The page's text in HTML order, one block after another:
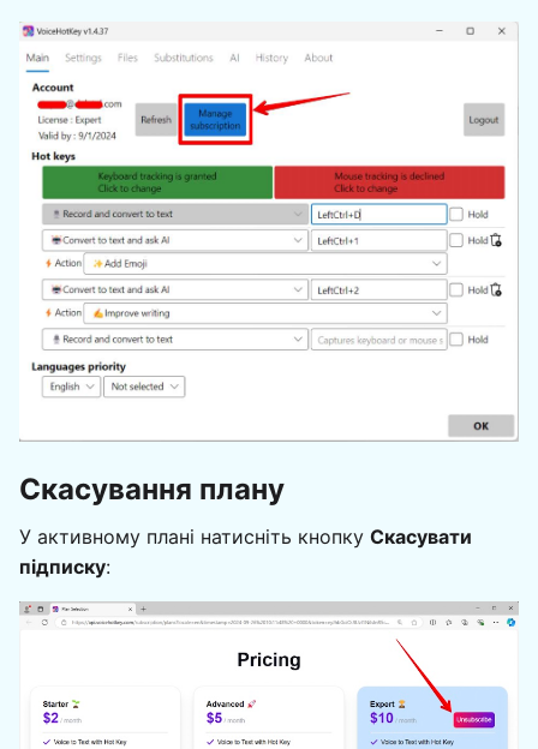
Скасування плану
У активному плані натисніть кнопку Скасувати
підписку: